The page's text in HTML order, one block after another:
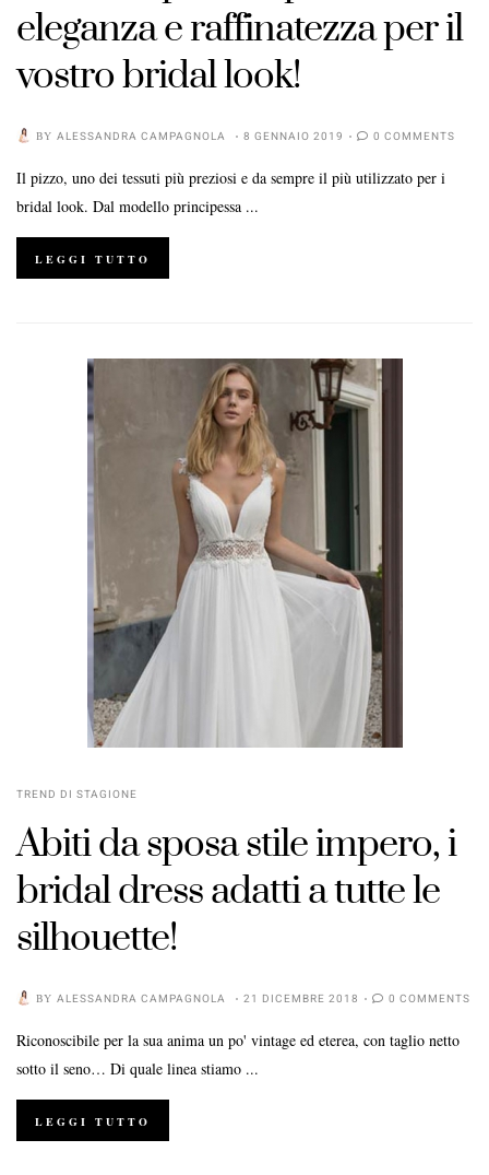
eleganza e raffinatezza per il
vostro bridal look!
BY ALESSANDRA CAMPAGNOLA 8 GENNAIO 2019 0 COMMENTS
Il pizzo, uno dei tessuti più preziosi e da sempre il più utilizzato per i
bridal look. Dal modello principessa ...
LEGGI TUTTO
TREND DI STAGIONE
Abiti da sposa stile impero, i
bridal dress adatti a tutte le
silhouette!
BY ALESSANDRA CAMPAGNOLA 21 DICEMBRE 2018 0 COMMENTS
Riconoscibile per la sua anima un po' vintage ed eterea, con taglio netto
sotto il seno… Di quale linea stiamo ...
LEGGI TUTTO